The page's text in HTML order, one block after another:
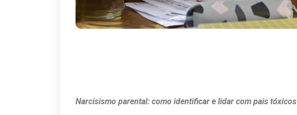
Narcisismo parental: como identificar e lidar com pais tóxicos